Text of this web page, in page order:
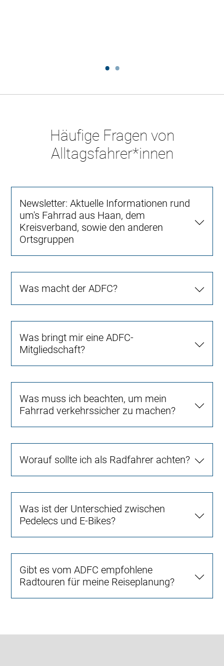
Häufige Fragen von
Alltagsfahrer*innen
Newsletter: Aktuelle Informationen rund
um's Fahrrad aus Haan, dem
Kreisverband, sowie den anderen
Ortsgruppen
Was macht der ADFC?
Was bringt mir eine ADFC-
Mitgliedschaft?
Was muss ich beachten, um mein
Fahrrad verkehrssicher zu machen?
Worauf sollte ich als Radfahrer achten?
Was ist der Unterschied zwischen
Pedelecs und E-Bikes?
Gibt es vom ADFC empfohlene
Radtouren für meine Reiseplanung?